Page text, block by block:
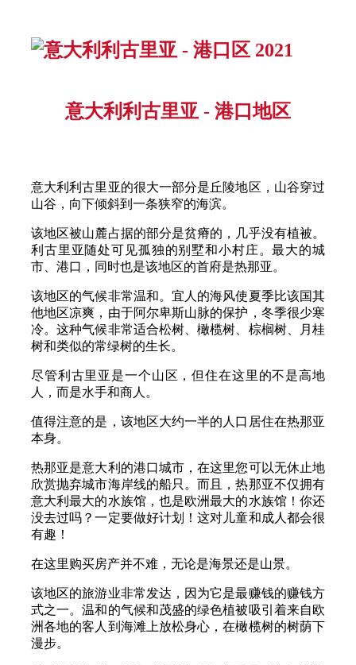
意大利利古里亚 - 港口地区
意大利利古里亚的很大一部分是丘陵地区，山谷穿过
山谷，向下倾斜到一条狭窄的海滨。
该地区被山麓占据的部分是贫瘠的，几乎没有植被。
利古里亚随处可见孤独的别墅和小村庄。最大的城
市、港口，同时也是该地区的首府是热那亚。
该地区的气候非常温和。宜人的海风使夏季比该国其
他地区凉爽，由于阿尔卑斯山脉的保护，冬季很少寒
冷。这种气候非常适合松树、橄榄树、棕榈树、月桂
树和类似的常绿树的生长。
尽管利古里亚是一个山区，但住在这里的不是高地
人，而是水手和商人。
值得注意的是，该地区大约一半的人口居住在热那亚
本身。
热那亚是意大利的港口城市，在这里您可以无休止地
欣赏抛弃城市海岸线的船只。而且，热那亚不仅拥有
意大利最大的水族馆，也是欧洲最大的水族馆！你还
没去过吗？一定要做好计划！这对儿童和成人都会很
有趣！
在这里购买房产并不难，无论是海景还是山景。
该地区的旅游业非常发达，因为它是最赚钱的赚钱方
式之一。温和的气候和茂盛的绿色植被吸引着来自欧
洲各地的客人到海滩上放松身心，在橄榄树的树荫下
漫步。